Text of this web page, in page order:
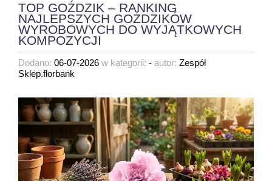
TOP GOŹDZIK – RANKING
NAJLEPSZYCH GOŹDZIKÓW
WYROBOWYCH DO WYJĄTKOWYCH
KOMPOZYCJI
Dodano: 06-07-2026 w kategorii: - autor: Zespół
Sklep.florbank